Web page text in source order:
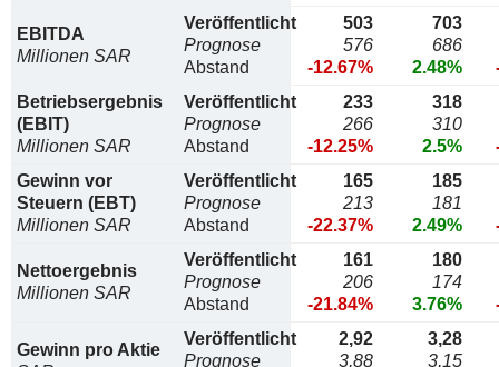
EBITDA
Millionen SAR
Veröffentlicht
Prognose
Abstand
503
576
-12.67%
703
686
2.48%
Betriebsergebnis
(EBIT)
Millionen SAR
Veröffentlicht
Prognose
Abstand
233
266
-12.25%
318
310
2.5%
Gewinn vor
Steuern (EBT)
Millionen SAR
Veröffentlicht
Prognose
Abstand
165
213
-22.37%
185
181
2.49%
Nettoergebnis
Millionen SAR
Veröffentlicht
Prognose
Abstand
161
206
-21.84%
180
174
3.76%
Gewinn pro Aktie
Veröffentlicht
Prognose
2,92
3,88
3,28
3,15